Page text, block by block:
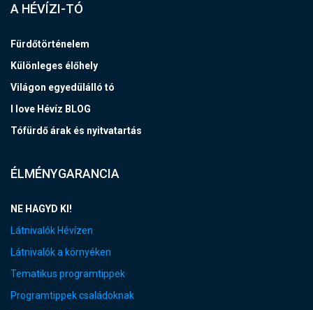
A HÉVÍZI-TÓ
Fürdőtörténelem
Különleges élőhely
Világon egyedülálló tó
I love Hévíz BLOG
Tófürdő árak és nyitvatartás
ÉLMÉNYGARANCIA
NE HAGYD KI!
Látnivalók Hévízen
Látnivalók a környéken
Tematikus programtippek
Programtippek családoknak